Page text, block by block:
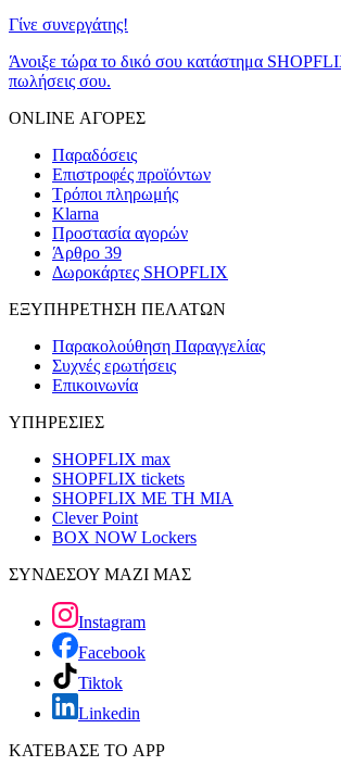
Γίνε συνεργάτης!
Άνοιξε τώρα το δικό σου κατάστημα
πωλήσεις σου.
ONLINE ΑΓΟΡΕΣ
Παραδόσεις
Επιστροφές προϊόντων
Τρόποι πληρωμής
Klarna
Προστασία αγορών
Άρθρο 39
Δωροκάρτες SHOPFLIX
ΕΞΥΠΗΡΕΤΗΣΗ ΠΕΛΑΤΩΝ
Παρακολούθηση Παραγγελίας
Συχνές ερωτήσεις
Επικοινωνία
ΥΠΗΡΕΣΙΕΣ
SHOPFLIX max
SHOPFLIX tickets
SHOPFLIX ΜΕ ΤΗ ΜΙΑ
Clever Point
BOX NOW Lockers
ΣΥΝΔΕΣΟΥ ΜΑΖΙ ΜΑΣ
Instagram
Facebook
Tiktok
Linkedin
ΚΑΤΕΒΑΣΕ ΤΟ APP